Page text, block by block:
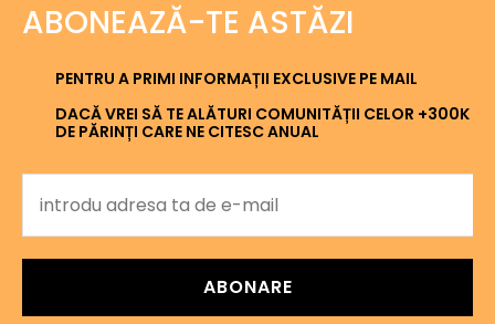
ABONEAZĂ-TE ASTĂZI
PENTRU A PRIMI INFORMAȚII EXCLUSIVE PE MAIL
DACĂ VREI SĂ TE ALĂTURI COMUNITĂȚII CELOR +300K
DE PĂRINȚI CARE NE CITESC ANUAL
ABONARE